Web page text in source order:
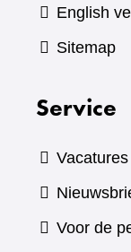
English
Sitemap
Service
Voor de